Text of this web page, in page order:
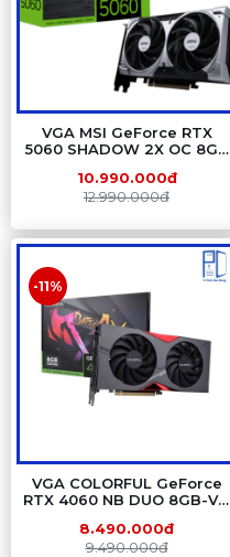
VGA MSI GeForce RTX
5060 SHADOW 2X OC 8GB
Fan, Blackwell
10.990.000đ
12.990.000đ
VGA COLORFUL GeForce
RTX 4060 NB DUO 8GB-V –
Lovelace
8.490.000đ
9.490.000đ
-11%